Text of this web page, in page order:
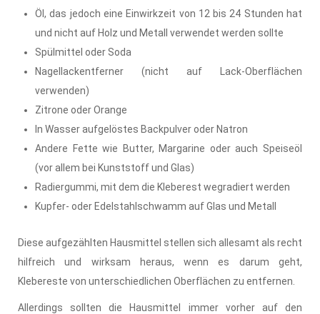
Öl, das jedoch eine Einwirkzeit von 12 bis 24 Stunden hat
und nicht auf Holz und Metall verwendet werden sollte
Spülmittel oder Soda
Nagellackentferner (nicht auf Lack-Oberflächen
verwenden)
Zitrone oder Orange
In Wasser aufgelöstes Backpulver oder Natron
Andere Fette wie Butter, Margarine oder auch Speiseöl
(vor allem bei Kunststoff und Glas)
Radiergummi, mit dem die Kleberest wegradiert werden
Kupfer- oder Edelstahlschwamm auf Glas und Metall
Diese aufgezählten Hausmittel stellen sich allesamt als recht
hilfreich und wirksam heraus, wenn es darum geht,
Klebereste von unterschiedlichen Oberflächen zu entfernen.
Allerdings sollten die Hausmittel immer vorher auf den